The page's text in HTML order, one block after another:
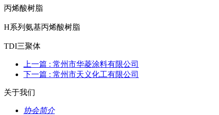
丙烯酸树脂
H系列氨基丙烯酸树脂
TDI三聚体
上一篇 : 常州市华菱涂料有限公司
下一篇 : 常州市天义化工有限公司
关于我们
协会简介